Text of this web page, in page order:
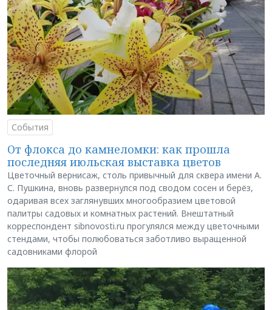
События
От флокса до камнеломки: как прошла
последняя июльская выставка цветов
Цветочный вернисаж, столь привычный для сквера имени А.
С. Пушкина, вновь развернулся под сводом сосен и берёз,
одаривая всех заглянувших многообразием цветовой
палитры садовых и комнатных растений. Внештатный
корреспондент sibnovosti.ru прогулялся между цветочными
стендами, чтобы полюбоваться заботливо выращенной
садовниками флорой